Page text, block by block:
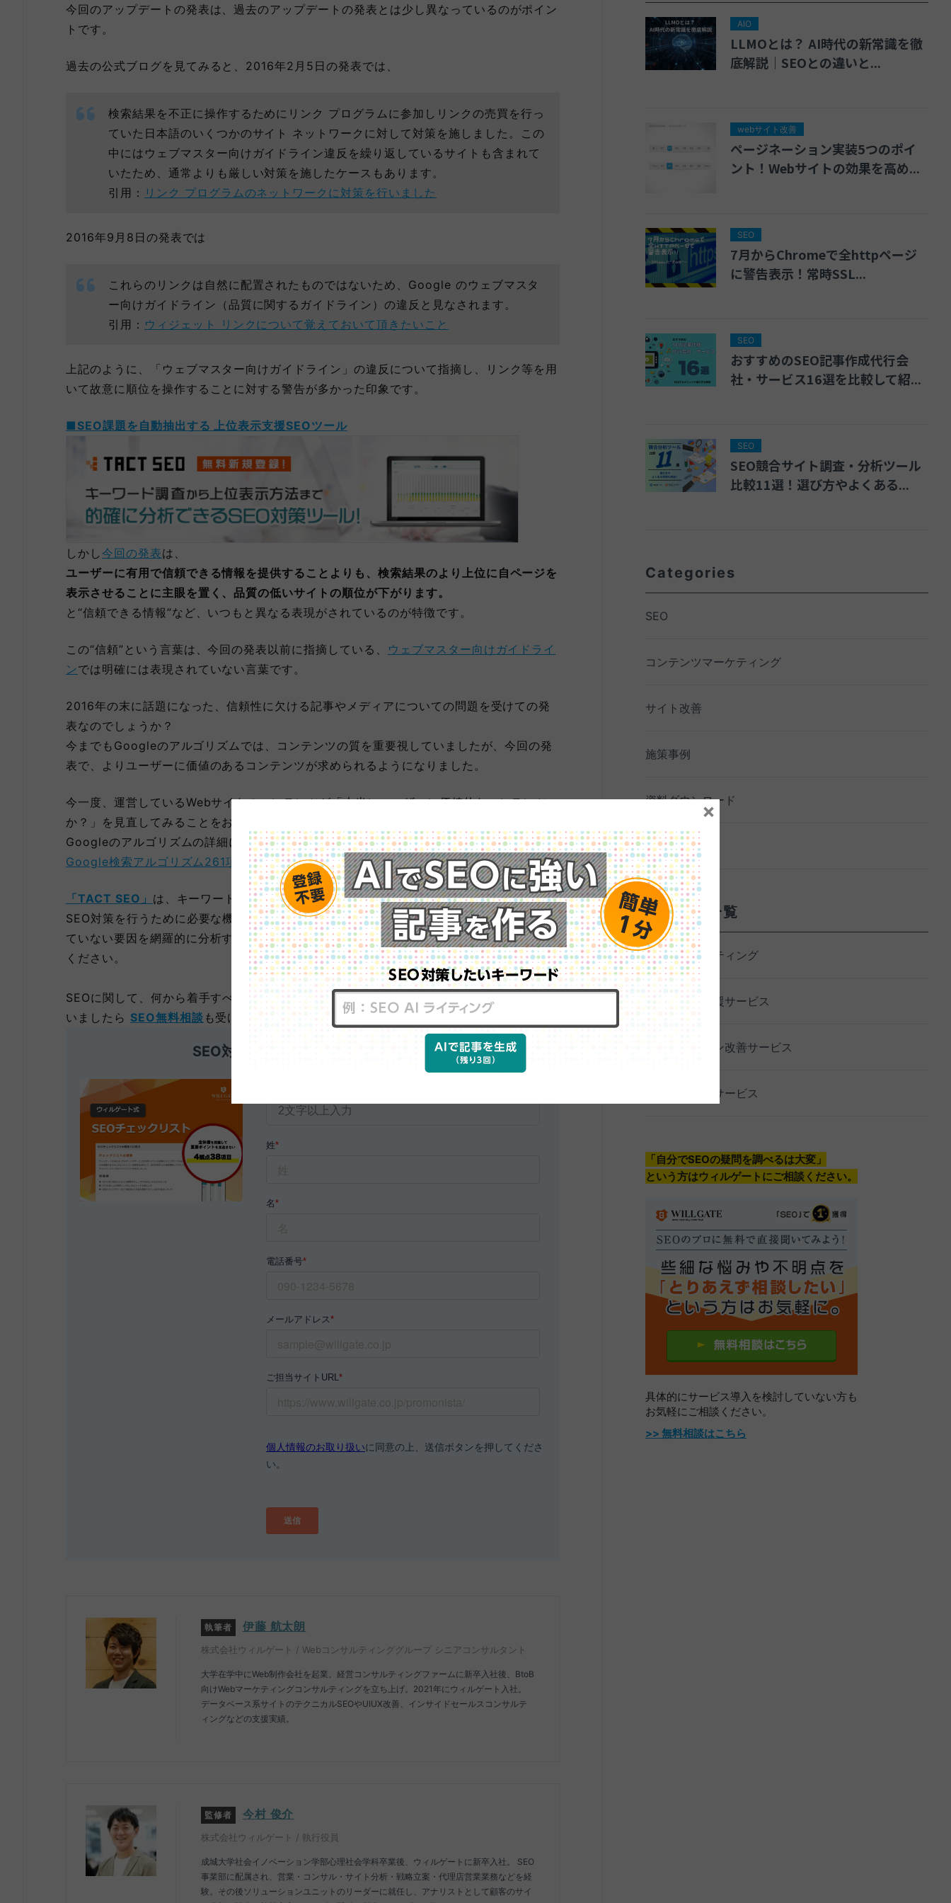
今回のアップデートの発表は、過去のアップデートの発表とは少し異なっているのがポイン
トです。
過去の公式ブログを見てみると、2016年2月5日の発表では、
検索結果を不正に操作するためにリンク プログラムに参加しリンクの売買を行っ
ていた日本語のいくつかのサイト ネットワークに対して対策を施しました。この
中にはウェブマスター向けガイドライン違反を繰り返しているサイトも含まれて
いたため、通常よりも厳しい対策を施したケースもあります。
引用： リンク プログラムのネットワークに対策を行いました
2016年9月8日の発表では
これらのリンクは自然に配置されたものではないため、Google のウェブマスタ
ー向けガイドライン（品質に関するガイドライン）の違反と見なされます。
引用： ウィジェット リンクについて覚えておいて頂きたいこと
上記のように、「ウェブマスター向けガイドライン」の違反について指摘し、リンク等を用
いて故意に順位を操作することに対する警告が多かった印象です。
■SEO課題を自動抽出する 上位表示支援SEOツール
しかし今回の発表は、
ユーザーに有用で信頼できる情報を提供することよりも、検索結果のより上位に自ページを
表示させることに主眼を置く、品質の低いサイトの順位が下がります。
と“信頼できる情報”など、いつもと異なる表現がされているのが特徴です。
この“信頼”という言葉は、今回の発表以前に指摘している、
ウェブマスター向けガイドライ
ンでは明確には表現されていない言葉です。
2016年の末に話題になった、信頼性に欠ける記事やメディアについての問題を受けての発
表なのでしょうか？
今までもGoogleのアルゴリズムでは、コンテンツの質を重要視していましたが、今回の発
表で、よりユーザーに価値のあるコンテンツが求められるようになりました。
今一度、運営しているWebサイトのコンテンツが「本当にユーザーに価値的なコンテンツ
か？」を見直してみることをおすすめします。
Googleのアルゴリズムの詳細については以下でまとめています。
Google検索アルゴリズム261項目完全分析 “SEOの全て”
「TACT SEO」 は、キーワード調査や日々の順位計測、サイト内のSEO課題の発見など
SEO対策を行うために必要な機能が一つになったツールです。 自社サイトが上位表示でき
ていない要因を網羅的に分析することが可能です。 入力時間は30秒！無料版をぜひお試し
ください。
SEOに関して、何から着手すべきかわからない、なかなか成果がでないなどのお悩みがござ
いましたら SEO無料相談 も受け付けておりますので、お気軽にお問合せください。
SEO対策チェックリストプレゼント！
執筆者 伊藤 航太朗
株式会社ウィルゲート / Webコンサルティンググループ シニアコンサルタント
大学在学中にWeb制作会社を起業。経営コンサルティングファームに新卒入社後、BtoB
向けWebマーケティングコンサルティングを立ち上げ。2021年にウィルゲート入社。
データベース系サイトのテクニカルSEOやUIUX改善、インサイドセールスコンサルテ
ィングなどの支援実績。
監修者 今村 俊介
株式会社ウィルゲート / 執行役員
成城大学社会イノベーション学部心理社会学科卒業後、ウィルゲートに新卒入社。 SEO
事業部に配属され、営業・コンサル・サイト分析・戦略立案・代理店営業業務などを経
験。その後ソリューションユニットのリーダーに就任し、アナリストとして顧客のサイ
AIO
LLMOとは？ AI時代の新常識を徹
底解説｜SEOとの違いと...
webサイト改善
ページネーション実装5つのポイ
ント！Webサイトの効果を高め...
SEO
7月からChromeで全httpページ
に警告表示！常時SSL...
SEO
おすすめのSEO記事作成代行会
社・サービス16選を比較して紹...
SEO
SEO競合サイト調査・分析ツール
比較11選！選び方やよくある...
Categories
SEO
コンテンツマーケティング
サイト改善
施策事例
資料ダウンロード
セミナー
サービス一覧
SEOコンサルティング
SEO内製化支援サービス
コンバージョン改善サービス
SEO記事制作サービス
「自分でSEOの疑問を調べるは大変」
という方はウィルゲートにご相談ください。
具体的にサービス導入を検討していない方も
お気軽にご相談ください。
>> 無料相談はこちら
×